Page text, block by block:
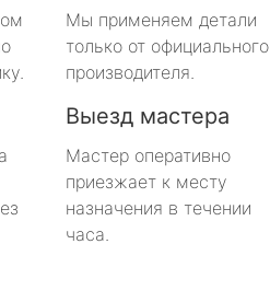
Мы применяем детали
только от официального
производителя.
Выезд мастера
Мастер оперативно
приезжает к месту
назначения в течении
часа.